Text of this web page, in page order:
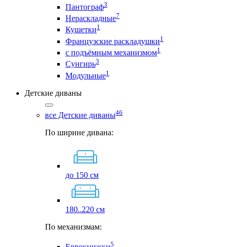
Пантограф3
Нераскладные7
Кушетки1
Французские раскладушки1
с подъёмным механизмом1
Сунгирь3
Модульные1
Детские диваны
все Детские диваны46
По ширине дивана:
до 150 см
180..220 см
По механизмам:
5